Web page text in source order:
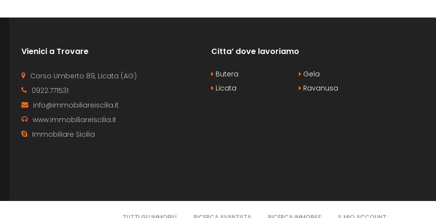
Vienici a Trovare
Corso Umberto 89, Licata (AG)
0922.771531
info@immobiliareiscilia.it
www.immobiliareiscilia.it
Immobiliare Sicilia
Citta’ dove lavoriamo
Butera
Gela
Licata
Ravanusa